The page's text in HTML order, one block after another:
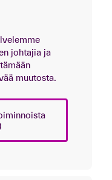
johtajia ja
muutosta.